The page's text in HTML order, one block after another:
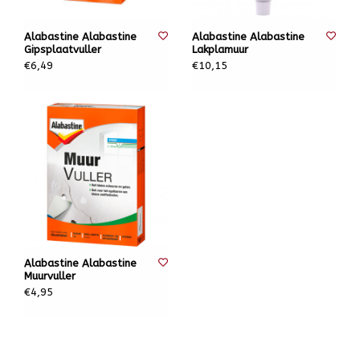
Alabastine Alabastine
Gipsplaatvuller
€6,49
Alabastine Alabastine
Lakplamuur
€10,15
Alabastine Alabastine
Muurvuller
€4,95